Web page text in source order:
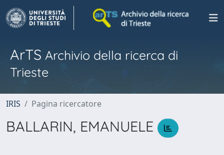
ArTS Archivio della ricerca di
Trieste
IRIS Pagina ricercatore
BALLARIN, EMANUELE